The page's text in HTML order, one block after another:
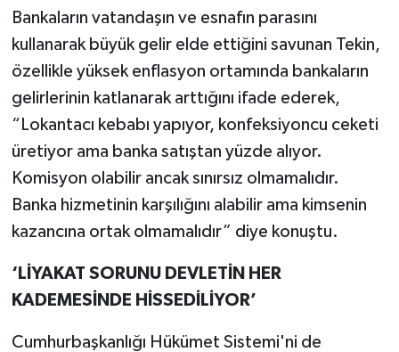
Bankaların vatandaşın ve esnafın parasını
kullanarak büyük gelir elde ettiğini savunan Tekin,
özellikle yüksek enflasyon ortamında bankaların
gelirlerinin katlanarak arttığını ifade ederek,
“Lokantacı kebabı yapıyor, konfeksiyoncu ceketi
üretiyor ama banka satıştan yüzde alıyor.
Komisyon olabilir ancak sınırsız olmamalıdır.
Banka hizmetinin karşılığını alabilir ama kimsenin
kazancına ortak olmamalıdır” diye konuştu.
‘LİYAKAT SORUNU DEVLETİN HER
KADEMESİNDE HİSSEDİLİYOR’
Cumhurbaşkanlığı Hükümet Sistemi'ni de